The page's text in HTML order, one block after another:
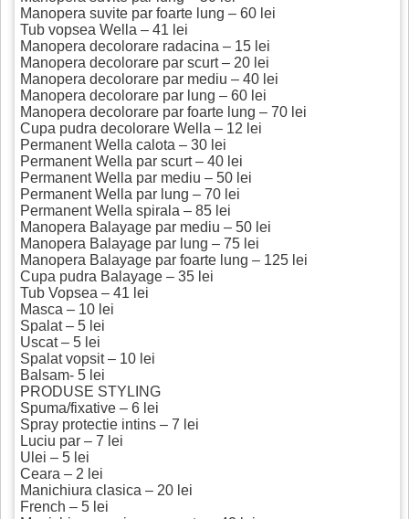
Manopera suvite par foarte lung – 60 lei
Tub vopsea Wella – 41 lei
Manopera decolorare radacina – 15 lei
Manopera decolorare par scurt – 20 lei
Manopera decolorare par mediu – 40 lei
Manopera decolorare par lung – 60 lei
Manopera decolorare par foarte lung – 70 lei
Cupa pudra decolorare Wella – 12 lei
Permanent Wella calota – 30 lei
Permanent Wella par scurt – 40 lei
Permanent Wella par mediu – 50 lei
Permanent Wella par lung – 70 lei
Permanent Wella spirala – 85 lei
Manopera Balayage par mediu – 50 lei
Manopera Balayage par lung – 75 lei
Manopera Balayage par foarte lung – 125 lei
Cupa pudra Balayage – 35 lei
Tub Vopsea – 41 lei
Masca – 10 lei
Spalat – 5 lei
Uscat – 5 lei
Spalat vopsit – 10 lei
Balsam- 5 lei
PRODUSE STYLING
Spuma/fixative – 6 lei
Spray protectie intins – 7 lei
Luciu par – 7 lei
Ulei – 5 lei
Ceara – 2 lei
Manichiura clasica – 20 lei
French – 5 lei